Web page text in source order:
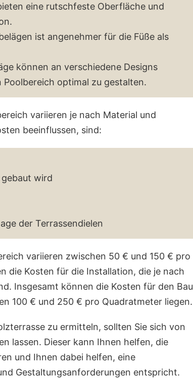
eine rutschfeste Oberfläche und
ist angenehmer für die Füße als
können an verschiedene Designs
optimal zu gestalten.
variieren je nach Material und
beeinflussen, sind:
gebaut wird
der Terrassendielen
variieren zwischen 50 € und 150 € pro
die Kosten für die Installation, die je nach
Insgesamt können die Kosten für den Bau
100 € und 250 € pro Quadratmeter liegen.
zu ermitteln, sollten Sie sich von
lassen. Dieser kann Ihnen helfen, die
und Ihnen dabei helfen, eine
Gestaltungsanforderungen entspricht.